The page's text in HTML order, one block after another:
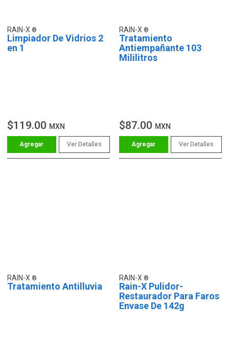
RAIN-X
Limpiador De Vidrios 2
en 1
$119.00 MXN
Ver Detalles
RAIN-X
Tratamiento
Antiempañante 103
Mililitros
$87.00 MXN
Ver Detalles
RAIN-X
Tratamiento Antilluvia
RAIN-X
Rain-X Pulidor-
Restaurador Para Faros
Envase De 142g